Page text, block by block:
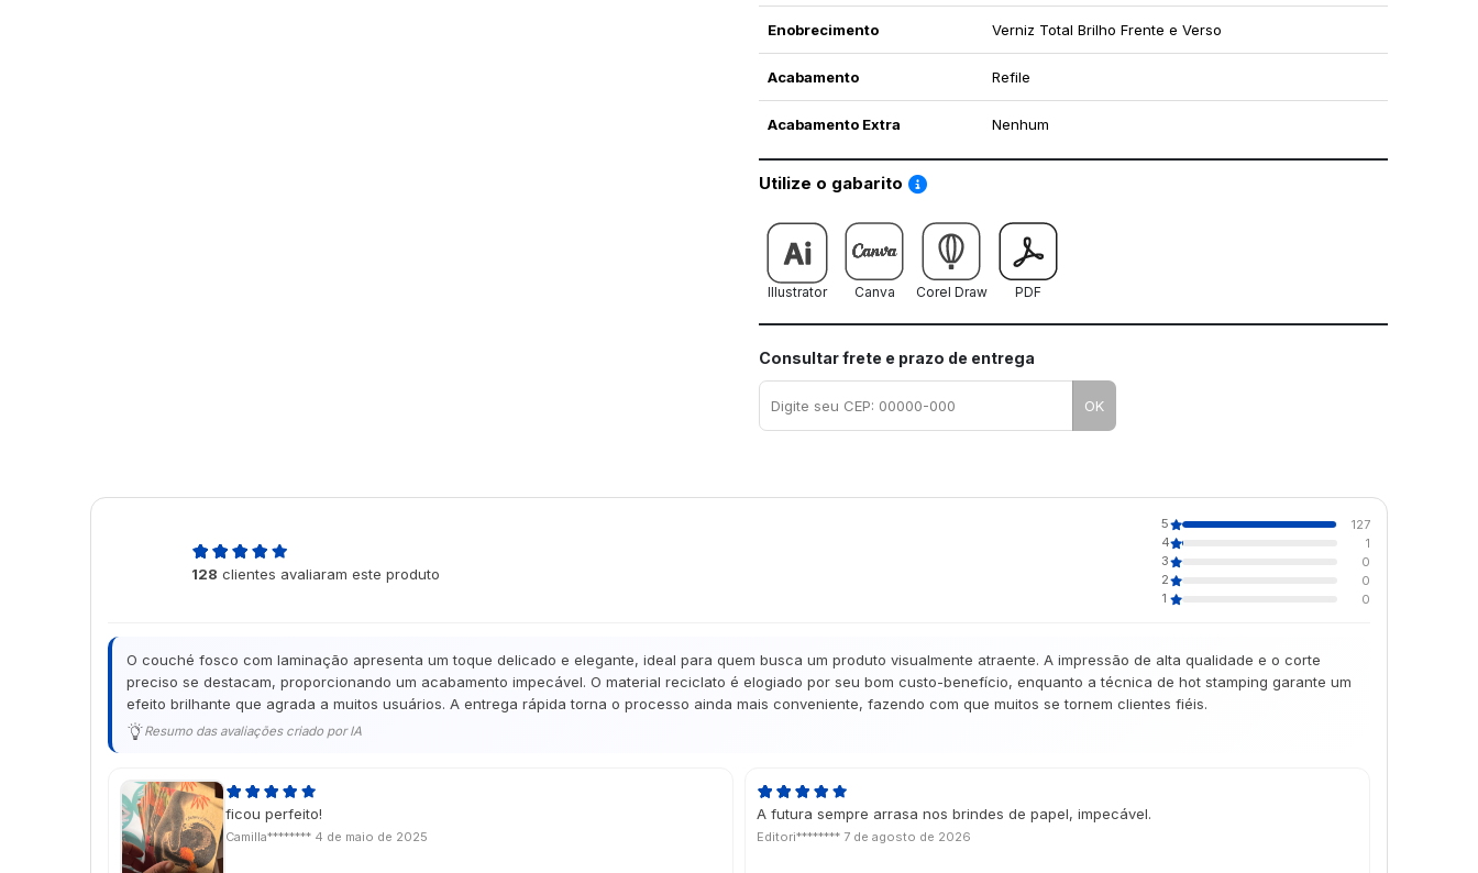
Enobrecimento Verniz Total Brilho Frente e Verso
Acabamento Refile
Acabamento Extra Nenhum
Utilize o gabarito Saiba como utilizar os nossos gabaritos
Illustrator Canva Corel Draw PDF
Consultar frete e prazo de entrega
OK
128 clientes avaliaram este produto
5
127
4
1
3
0
2
0
1
0
O couché fosco com laminação apresenta um toque delicado e elegante, ideal para quem busca um produto visualmente atraente. A impressão de alta qualidade e o corte
preciso se destacam, proporcionando um acabamento impecável. O material reciclato é elogiado por seu bom custo-benefício, enquanto a técnica de hot stamping garante um
efeito brilhante que agrada a muitos usuários. A entrega rápida torna o processo ainda mais conveniente, fazendo com que muitos se tornem clientes fiéis.
Resumo das avaliações criado por IA
ficou perfeito!
Camilla******** 4 de maio de 2025
A futura sempre arrasa nos brindes de papel, impecável.
Editori******** 7 de agosto de 2026